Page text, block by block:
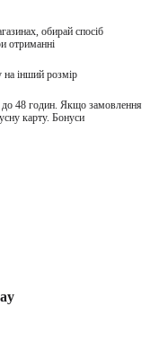
обирай спосіб
отриманні
на інший розмір
до 48 годин. Якщо замовлення
карту. Бонуси